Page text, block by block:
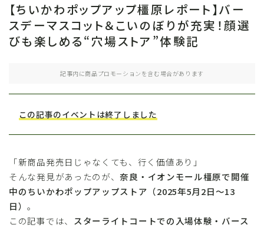
【ちいかわポップアップ橿原レポート】バー
スデーマスコット＆こいのぼりが充実！顔選
びも楽しめる“穴場ストア”体験記
記事内に商品プロモーションを含む場合があります
この記事のイベントは終了しました
「新商品発売日じゃなくても、行く価値あり」
そんな発見があったのが、奈良・イオンモール橿原で開催
中のちいかわポップアップストア（2025年5月2日〜13
日）。
この記事では、 スターライトコートでの入場体験・バース